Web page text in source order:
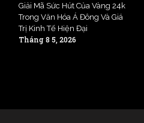
Giải Mã Sức Hút Của Vàng 24k
Trong Văn Hóa Á Đông Và Giá
Trị Kinh Tế Hiện Đại
Tháng 8 5, 2026